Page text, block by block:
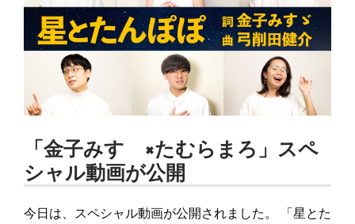
「金子みすゞ×たむらまろ」スペ
シャル動画が公開
今日は、スペシャル動画が公開されました。 「星とた